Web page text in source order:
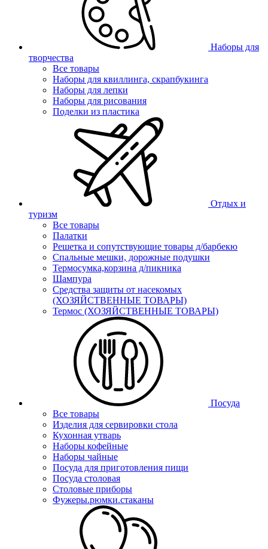
Наборы для
творчества
Все товары
Наборы для квиллинга, скрапбукинга
Наборы для лепки
Наборы для рисования
Поделки из пластика
Отдых и
туризм
Все товары
Палатки
Решетка и сопутствующие товары д/барбекю
Спальные мешки, дорожные подушки
Термосумка,корзина д/пикника
Шампура
Средства защиты от насекомых
(ХОЗЯЙСТВЕННЫЕ ТОВАРЫ)
Термос (ХОЗЯЙСТВЕННЫЕ ТОВАРЫ)
Посуда
Все товары
Изделия для сервировки стола
Кухонная утварь
Наборы кофейные
Наборы чайные
Посуда для приготовления пищи
Посуда столовая
Столовые приборы
Фужеры.рюмки.стаканы